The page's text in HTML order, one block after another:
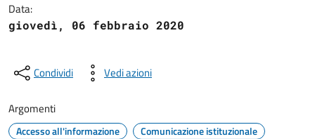
Data:
giovedì, 06 febbraio 2020
Condividi Vedi azioni
Argomenti
Accesso all'informazione
Comunicazione istituzionale